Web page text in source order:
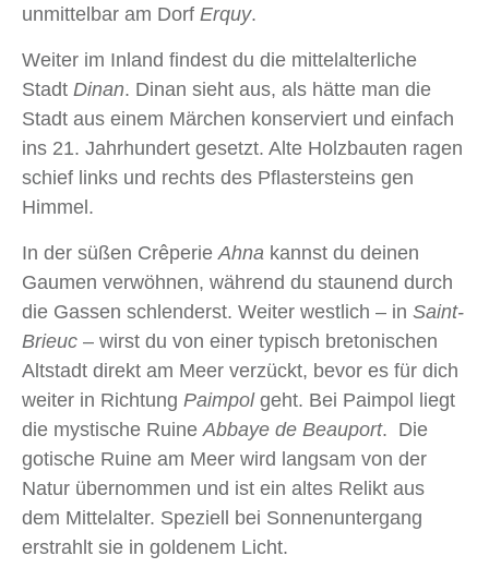
unmittelbar am Dorf Erquy.
Weiter im Inland findest du die mittelalterliche
Stadt Dinan. Dinan sieht aus, als hätte man die
Stadt aus einem Märchen konserviert und einfach
ins 21. Jahrhundert gesetzt. Alte Holzbauten ragen
schief links und rechts des Pflastersteins gen
Himmel.
In der süßen Crêperie Ahna kannst du deinen
Gaumen verwöhnen, während du staunend durch
die Gassen schlenderst. Weiter westlich – in Saint-
Brieuc – wirst du von einer typisch bretonischen
Altstadt direkt am Meer verzückt, bevor es für dich
weiter in Richtung Paimpolgeht. Bei Paimpol liegt
die mystische Ruine Abbaye de Beauport. Die
gotische Ruine am Meer wird langsam von der
Natur übernommen und ist ein altes Relikt aus
dem Mittelalter. Speziell bei Sonnenuntergang
erstrahlt sie in goldenem Licht.